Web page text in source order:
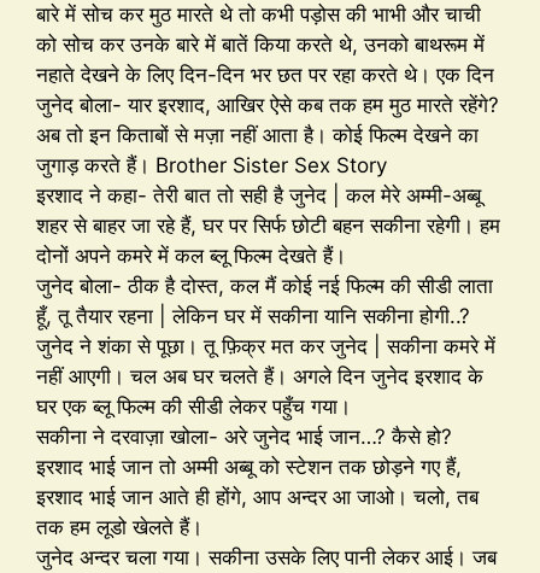
बारे में सोच कर मुठ मारते थे तो कभी पड़ोस की भाभी और चाची
को सोच कर उनके बारे में बातें किया करते थे, उनको बाथरूम में
नहाते देखने के लिए दिन-दिन भर छत पर रहा करते थे। एक दिन
जुनेद बोला- यार इरशाद, आखिर ऐसे कब तक हम मुठ मारते रहेंगे?
अब तो इन किताबों से मज़ा नहीं आता है। कोई फिल्म देखने का
जुगाड़ करते हैं। Brother Sister Sex Story
इरशाद ने कहा- तेरी बात तो सही है जुनेद | कल मेरे अम्मी-अब्बू
शहर से बाहर जा रहे हैं, घर पर सिर्फ छोटी बहन सकीना रहेगी। हम
दोनों अपने कमरे में कल ब्लू फिल्म देखते हैं।
जुनेद बोला- ठीक है दोस्त, कल मैं कोई नई फिल्म की सीडी लाता
हूँ, तू तैयार रहना | लेकिन घर में सकीना यानि सकीना होगी..?
जुनेद ने शंका से पूछा। तू फ़िक्र मत कर जुनेद | सकीना कमरे में
नहीं आएगी। चल अब घर चलते हैं। अगले दिन जुनेद इरशाद के
घर एक ब्लू फिल्म की सीडी लेकर पहुँच गया।
सकीना ने दरवाज़ा खोला- अरे जुनेद भाई जान…? कैसे हो?
इरशाद भाई जान तो अम्मी अब्बू को स्टेशन तक छोड़ने गए हैं,
इरशाद भाई जान आते ही होंगे, आप अन्दर आ जाओ। चलो, तब
तक हम लूडो खेलते हैं।
जुनेद अन्दर चला गया। सकीना उसके लिए पानी लेकर आई। जब